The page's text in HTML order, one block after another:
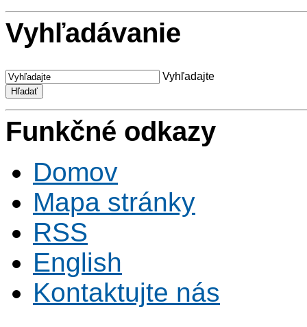
Vyhľadávanie
Vyhľadajte
Funkčné odkazy
Domov
Mapa stránky
RSS
English
Kontaktujte nás